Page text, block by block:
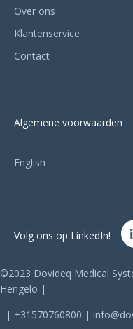
Over ons
Klantenservice
Contact
Algemene voorwaarden
English
Volg ons op LinkedIn!
©2023 Dovideq Medical
Hengelo |
| +31570760800 |